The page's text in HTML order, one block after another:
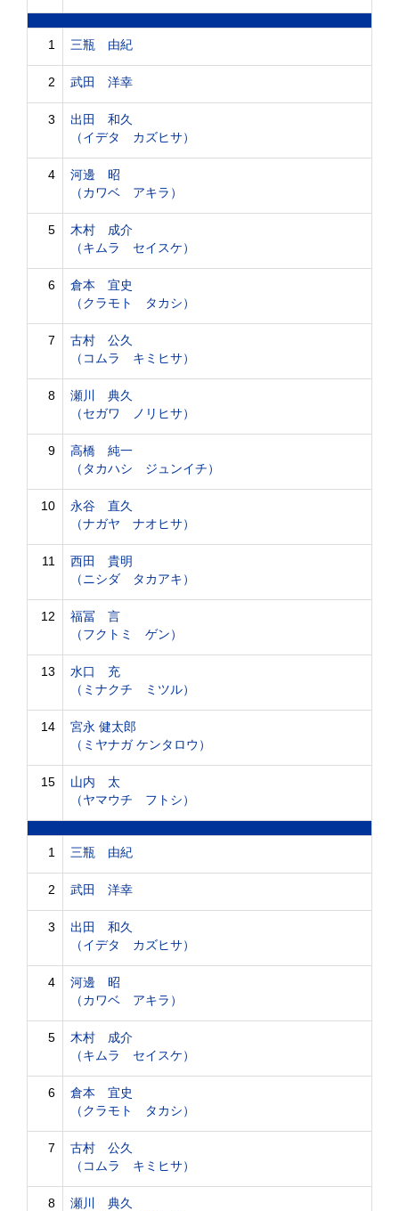
1 三瓶 由紀
2 武田 洋幸
3
出田 和久
（イデタ カズヒサ）
4
河邊 昭
（カワベ アキラ）
5
木村 成介
（キムラ セイスケ）
6
倉本 宜史
（クラモト タカシ）
7
古村 公久
（コムラ キミヒサ）
8
瀬川 典久
（セガワ ノリヒサ）
9
高橋 純一
（タカハシ ジュンイチ）
10
永谷 直久
（ナガヤ ナオヒサ）
11
西田 貴明
（ニシダ タカアキ）
12
福冨 言
（フクトミ ゲン）
13
水口 充
（ミナクチ ミツル）
14
宮永 健太郎
（ミヤナガ ケンタロウ）
15
山内 太
（ヤマウチ フトシ）
1 三瓶 由紀
2 武田 洋幸
3
出田 和久
（イデタ カズヒサ）
4
河邊 昭
（カワベ アキラ）
5
木村 成介
（キムラ セイスケ）
6
倉本 宜史
（クラモト タカシ）
7
古村 公久
（コムラ キミヒサ）
8
瀬川 典久